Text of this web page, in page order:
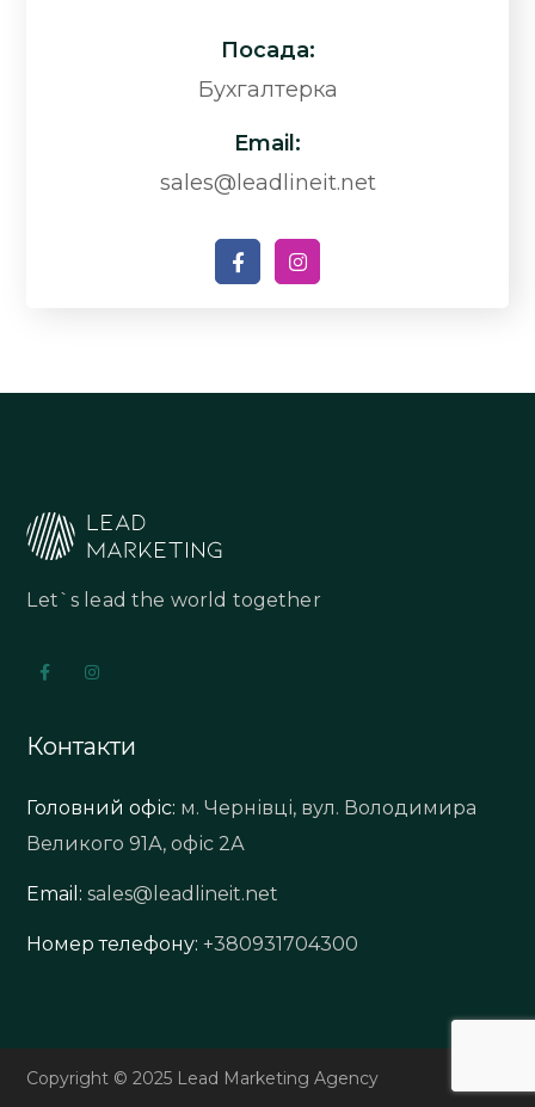
Посада:
Бухгалтерка
Email:
sales@leadlineit.net
Let`s lead the world together
Контакти
Головний офіс: м. Чернівці, вул. Володимира
Великого 91А, офіс 2А
Email: sales@leadlineit.net
Номер телефону: +380931704300
Copyright © 2025 Lead Marketing Agency